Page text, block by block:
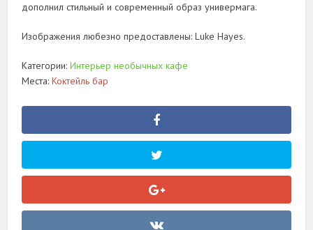
дополнил стильный и современный образ универмага.
Изображения любезно предоставлены: Luke Hayes.
Категории:Интерьер необычных кафе
Места:Коктейль бар